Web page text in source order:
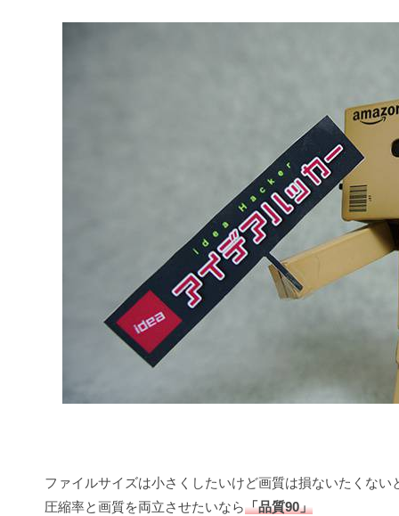
ファイルサイズは小さくしたいけど画質は損ないたくない
圧縮率と画質を両立させたいなら「品質90」